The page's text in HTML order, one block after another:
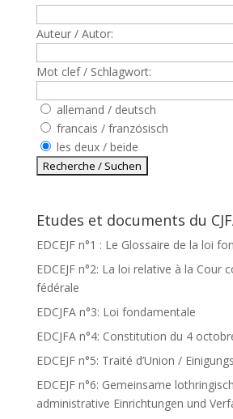
Auteur / Autor:
Mot clef / Schlagwort:
allemand / deutsch
francais / französisch
les deux / beide
Etudes et documents du
EDCEJF n°1 : Le Glossaire de la loi
EDCEJF n°2: La loi relative à la Cour
fédérale
EDCJFA n°3: Loi fondamentale
EDCJFA n°4: Constitution du 4
EDCEJF n°5: Traité d’Union /
EDCEJF n°6: Gemeinsame
administrative Einrichtungen und